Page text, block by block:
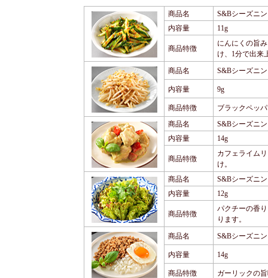
商品名
S&Bシーズニ
内容量
11g
商品特徴
にんにくの旨
け、1分で出来
商品名
S&Bシーズニ
内容量 9g
商品特徴
ブラックペッ
商品名
S&Bシーズニ
内容量
14g
商品特徴
カフェライム
け。
商品名
S&Bシーズニ
内容量
12g
商品特徴
パクチーの香
ります。
商品名
S&Bシーズニ
内容量 14g
商品特徴 ガーリックの